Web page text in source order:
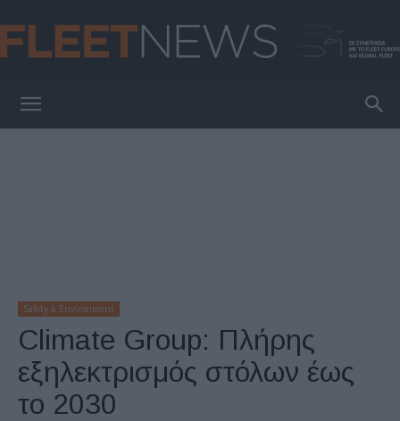
Safety & Environment
Climate Group: Πλήρης
εξηλεκτρισμός στόλων έως
το 2030